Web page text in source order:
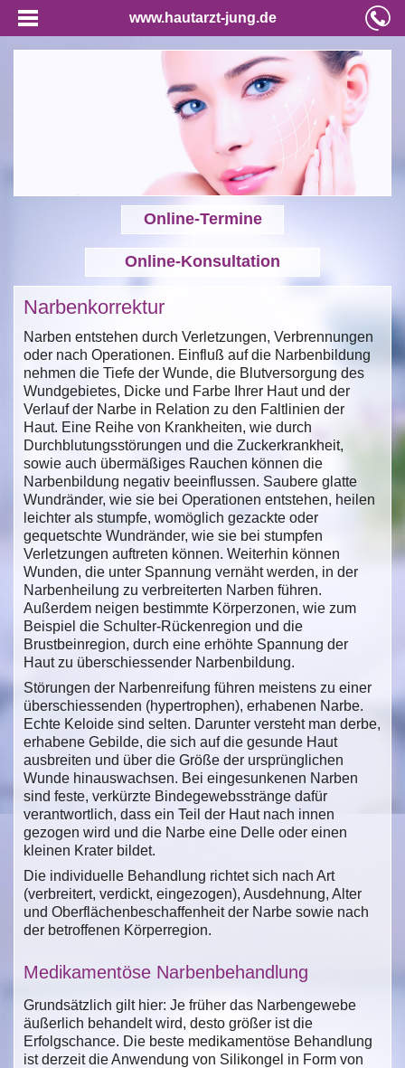
www.hautarzt-jung.de
Online-Termine
Online-Konsultation
Narbenkorrektur
Narben entstehen durch Verletzungen, Verbrennungen
oder nach Operationen. Einfluß auf die Narbenbildung
nehmen die Tiefe der Wunde, die Blutversorgung des
Wundgebietes, Dicke und Farbe Ihrer Haut und der
Verlauf der Narbe in Relation zu den Faltlinien der
Haut. Eine Reihe von Krankheiten, wie durch
Durchblutungsstörungen und die Zuckerkrankheit,
sowie auch übermäßiges Rauchen können die
Narbenbildung negativ beeinflussen. Saubere glatte
Wundränder, wie sie bei Operationen entstehen, heilen
leichter als stumpfe, womöglich gezackte oder
gequetschte Wundränder, wie sie bei stumpfen
Verletzungen auftreten können. Weiterhin können
Wunden, die unter Spannung vernäht werden, in der
Narbenheilung zu verbreiterten Narben führen.
Außerdem neigen bestimmte Körperzonen, wie zum
Beispiel die Schulter-Rückenregion und die
Brustbeinregion, durch eine erhöhte Spannung der
Haut zu überschiessender Narbenbildung.
Störungen der Narbenreifung führen meistens zu einer
überschiessenden (hypertrophen), erhabenen Narbe.
Echte Keloide sind selten. Darunter versteht man derbe,
erhabene Gebilde, die sich auf die gesunde Haut
ausbreiten und über die Größe der ursprünglichen
Wunde hinauswachsen. Bei eingesunkenen Narben
sind feste, verkürzte Bindegewebsstränge dafür
verantwortlich, dass ein Teil der Haut nach innen
gezogen wird und die Narbe eine Delle oder einen
kleinen Krater bildet.
Die individuelle Behandlung richtet sich nach Art
(verbreitert, verdickt, eingezogen), Ausdehnung, Alter
und Oberflächenbeschaffenheit der Narbe sowie nach
der betroffenen Körperregion.
Medikamentöse Narbenbehandlung
Grundsätzlich gilt hier: Je früher das Narbengewebe
äußerlich behandelt wird, desto größer ist die
Erfolgschance. Die beste medikamentöse Behandlung
ist derzeit die Anwendung von Silikongel in Form von